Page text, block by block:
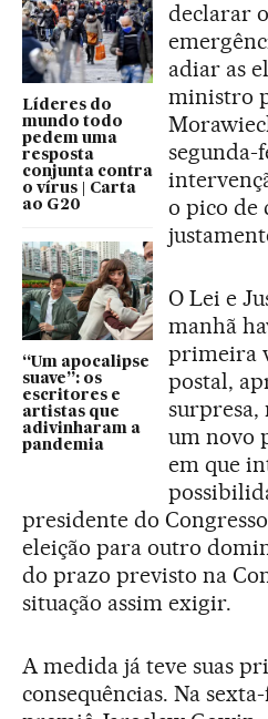
Líderes do
mundo todo
pedem uma
resposta
conjunta contra
o vírus | Carta
ao G20
“Um apocalipse
suave”: os
escritores e
artistas que
adivinharam a
pandemia
declarar
adiar as
ministro
segunda-
o pico de
O Lei e
manhã
primeira
postal,
surpresa,
um novo
em que
presidente do
eleição para outro
do prazo previsto na
situação assim exigir.
A medida já teve suas
consequências. Na